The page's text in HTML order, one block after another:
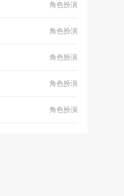
角色扮演
角色扮演
角色扮演
角色扮演
角色扮演